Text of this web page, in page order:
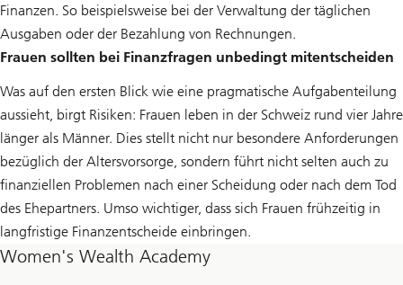
Finanzen. So beispielsweise bei der Verwaltung der täglichen
Ausgaben oder der Bezahlung von Rechnungen.
Frauen sollten bei Finanzfragen unbedingt mitentscheiden
Was auf den ersten Blick wie eine pragmatische Aufgabenteilung
aussieht, birgt Risiken: Frauen leben in der Schweiz rund vier Jahre
länger als Männer. Dies stellt nicht nur besondere Anforderungen
bezüglich der Altersvorsorge, sondern führt nicht selten auch zu
finanziellen Problemen nach einer Scheidung oder nach dem Tod
des Ehepartners. Umso wichtiger, dass sich Frauen frühzeitig in
langfristige Finanzentscheide einbringen.
Women's Wealth Academy